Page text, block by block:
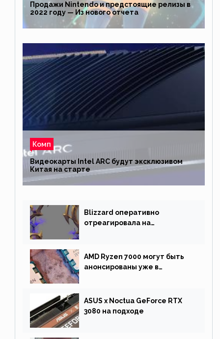
Продажи Nintendo и предстоящие релизы в
2022 году — Из нового отчета
Комп
Видеокарты Intel ARC будут эксклюзивом
Китая на старте
Blizzard оперативно
отреагировала на
AMD Ryzen 7000 могут быть
анонсированы уже в
ASUS x Noctua GeForce RTX
3080 на подходе